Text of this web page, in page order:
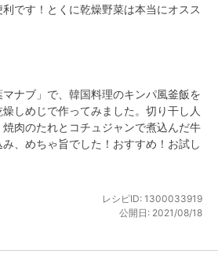
です！とくに乾燥野菜は本当にオスス
ナブ」で、韓国料理のキンパ風釜飯を
しめじで作ってみました。切り干し人
肉のたれとコチュジャンで煮込んだ牛
、めちゃ旨でした！おすすめ！お試し
レシピID: 1300033919
公開日: 2021/08/18